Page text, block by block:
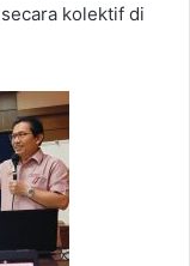
kolektif di